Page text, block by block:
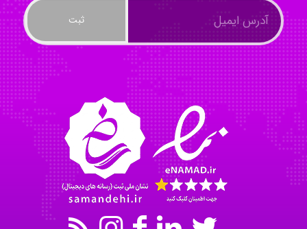
Tavan
akhtar shahsavandi
kimiya zirakpoor